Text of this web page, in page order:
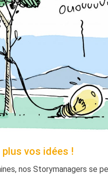
vos idées !
nos Storymanagers se